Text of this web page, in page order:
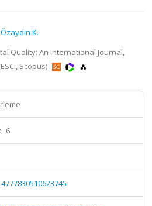
Özaydin K.
Quality: An International Journal,
Scopus)
6